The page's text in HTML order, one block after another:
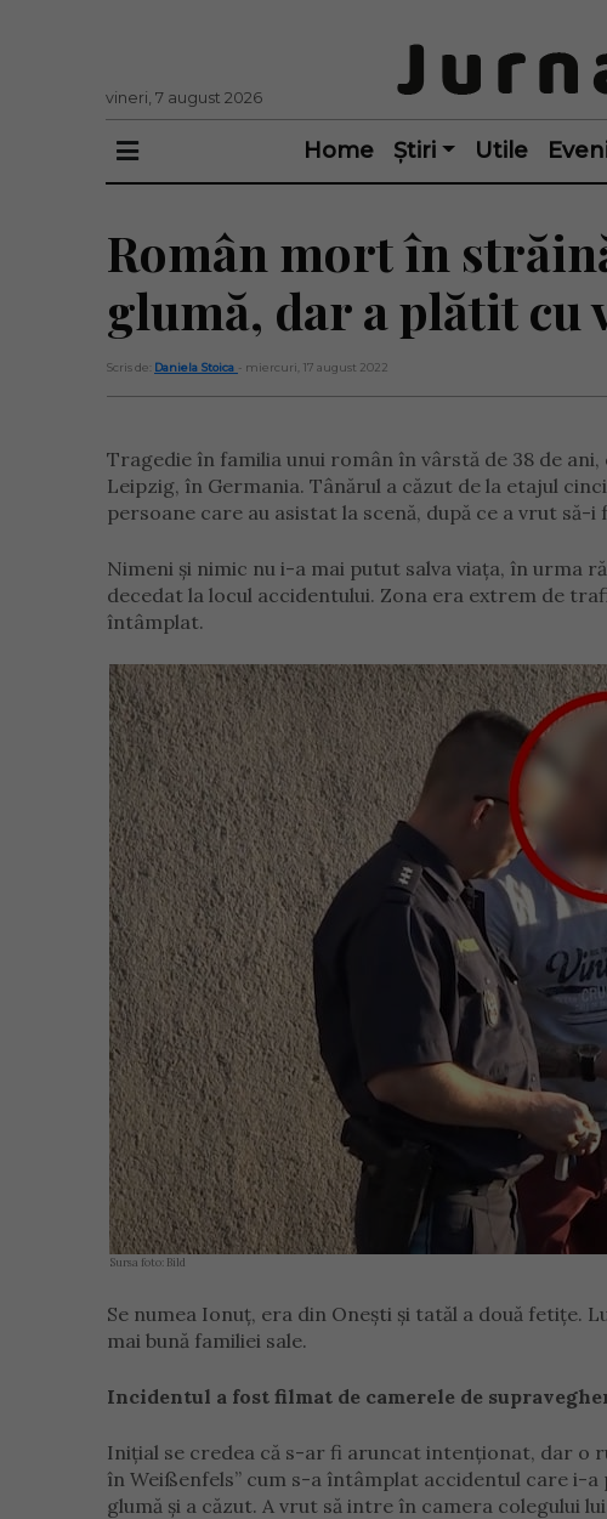
vineri, 7 august 2026
Home Știri Utile
Român mort în
glumă, dar a plătit cu
Scris de: Daniela Stoica - miercuri, 17 august 2022
Tragedie în familia unui român în vârstă de 38 de
Leipzig, în Germania. Tânărul a căzut de la etajul
persoane care au asistat la scenă, după ce a vrut
Nimeni și nimic nu i-a mai putut salva viața, în urma
decedat la locul accidentului. Zona era extrem de
întâmplat.
Sursa foto: Bild
Se numea Ionuț, era din Onești și tatăl a două fetițe.
mai bună familiei sale.
Incidentul a fost filmat de camerele de
Inițial se credea că s-ar fi aruncat intenționat, dar o
în Weißenfels” cum s-a întâmplat accidentul care i-a
glumă și a căzut. A vrut să intre în camera colegului